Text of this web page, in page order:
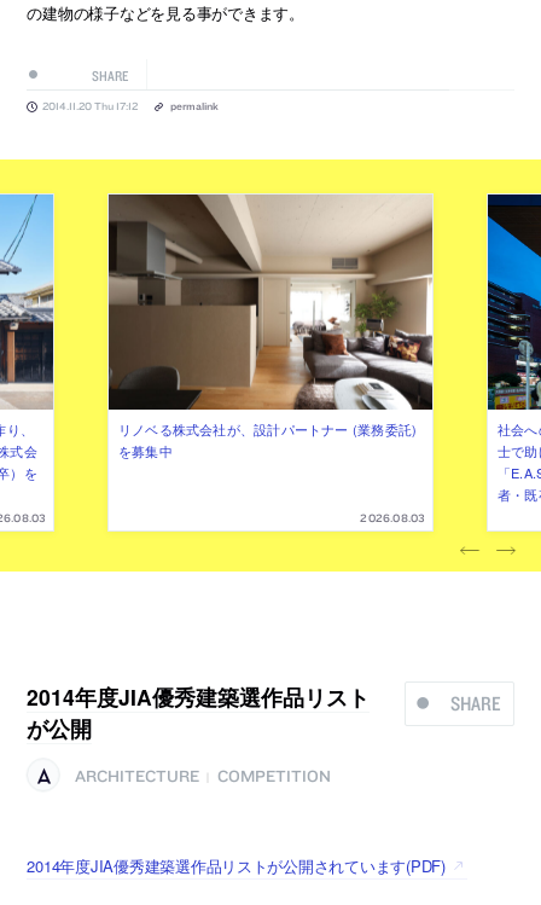
の建物の様子などを見る事ができます。
SHARE
2014.11.20 Thu 17:12 permalink
、
式会
）を
リノベる株式会社が、設計パートナー (業務委託)
を募集中
2026.08.03
社会
士で
「
者・
SHARE
2014年度JIA優秀建築選作品リスト
が公開
ARCHITECTURE COMPETITION
2014年度JIA優秀建築選作品リストが公開されています(PDF)